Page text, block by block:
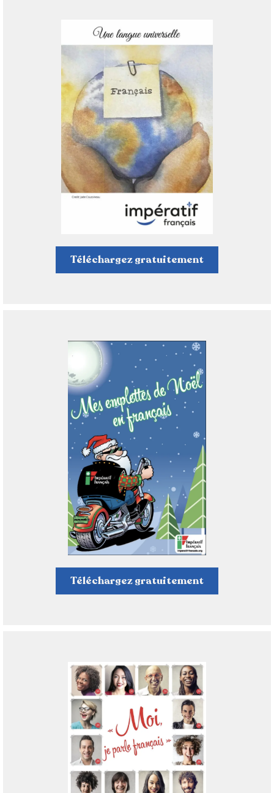
Téléchargez gratuitement
Téléchargez gratuitement